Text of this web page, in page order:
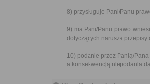
8) przysługuje Pani/Panu
9) ma Pani/Panu prawo
dotyczących narusza
10) podanie przez Panią/
a konsekwencją niepodania